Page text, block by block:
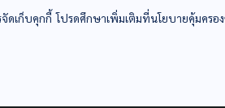
จัดเก็บคุกกี้ โปรดศึกษาเพิ่มเติมที่นโยบายคุ้มคร